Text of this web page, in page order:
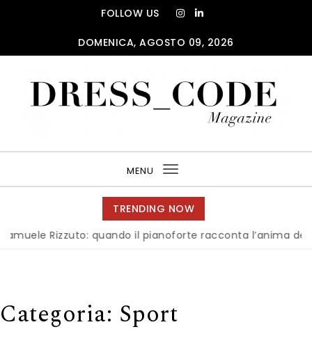
FOLLOW US
DOMENICA, AGOSTO 09, 2026
MENU
Toggle
navigation
TRENDING NOW
Rizzuto: quando il pianoforte racconta l’anima dell’Italia
Categoria: Sport